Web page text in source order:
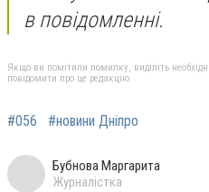
в повідомленні.
Якщо ви помітили помилку, виділіть
повідомити про це редакцію
#056 #новини Дніпро
Бубнова Маргарита
Журналістка